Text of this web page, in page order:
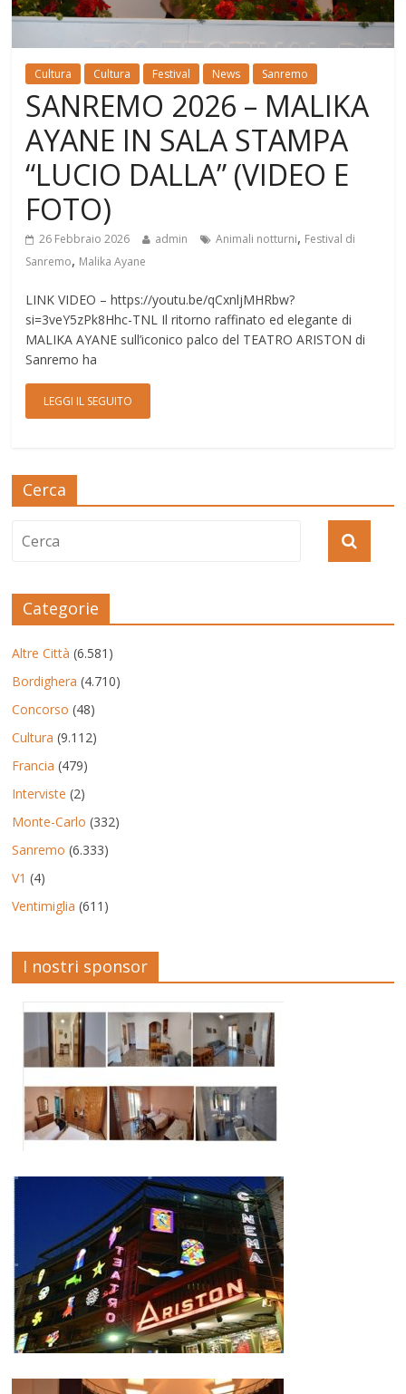
Cultura Cultura Festival News Sanremo
SANREMO 2026 – MALIKA
AYANE IN SALA STAMPA
“LUCIO DALLA” (VIDEO E
FOTO)
26 Febbraio 2026 admin Animali notturni, Festival di
Sanremo, Malika Ayane
LINK VIDEO – https://youtu.be/qCxnljMHRbw?
si=3veY5zPk8Hhc-TNL Il ritorno raffinato ed elegante di
MALIKA AYANE sull’iconico palco del TEATRO ARISTON di
Sanremo ha
LEGGI IL SEGUITO
Cerca
Categorie
Altre Città (6.581)
Bordighera (4.710)
Concorso (48)
Cultura (9.112)
Francia (479)
Interviste (2)
Monte-Carlo (332)
Sanremo (6.333)
V1 (4)
Ventimiglia (611)
I nostri sponsor